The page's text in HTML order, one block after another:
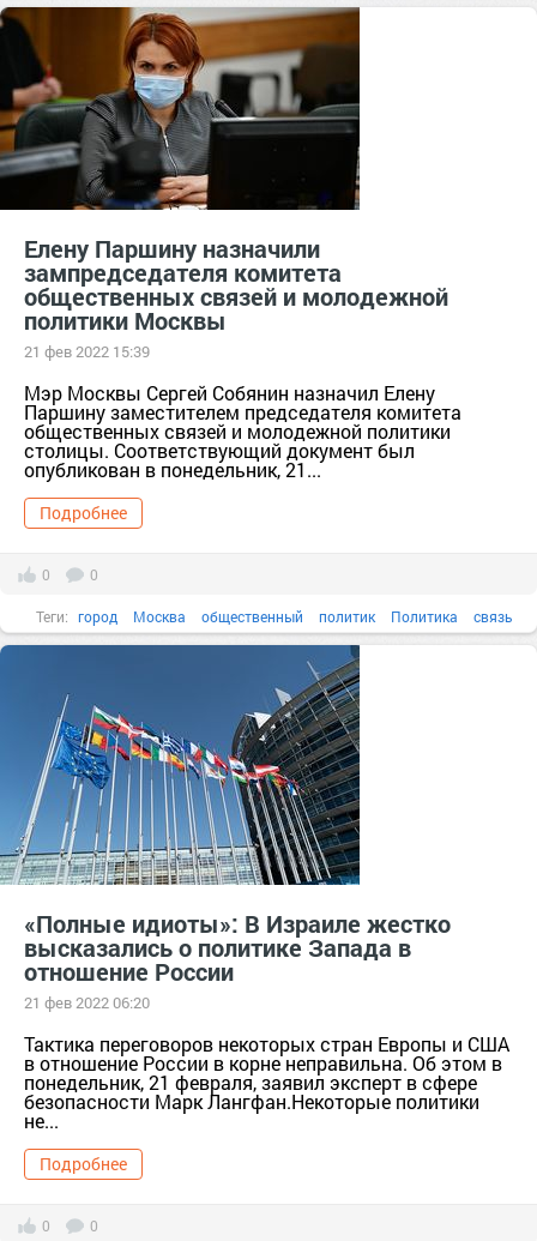
Елену Паршину назначили
зампредседателя комитета
общественных связей и молодежной
политики Москвы
21 фев 2022 15:39
Мэр Москвы Сергей Собянин назначил Елену
Паршину заместителем председателя комитета
общественных связей и молодежной политики
столицы. Соответствующий документ был
опубликован в понедельник, 21...
Подробнее
0 0
Теги: город Москва общественный политик Политика связь
«Полные идиоты»: В Израиле жестко
высказались о политике Запада в
отношение России
21 фев 2022 06:20
Тактика переговоров некоторых стран Европы и США
в отношение России в корне неправильна. Об этом в
понедельник, 21 февраля, заявил эксперт в сфере
безопасности Марк Лангфан.Некоторые политики
не...
Подробнее
0 0